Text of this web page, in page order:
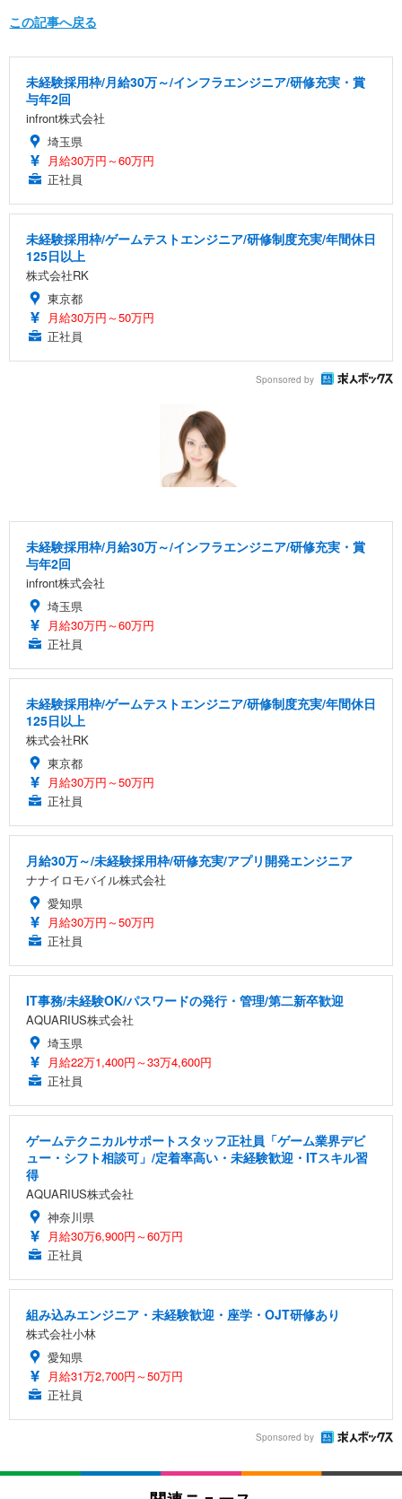
この記事へ戻る
未経験採用枠/月給30万～/インフラエンジニア/研修充実・賞
与年2回
infront株式会社
埼玉県
月給30万円～60万円
正社員
未経験採用枠/ゲームテストエンジニア/研修制度充実/年間休日
125日以上
株式会社RK
東京都
月給30万円～50万円
正社員
Sponsored by
未経験採用枠/月給30万～/インフラエンジニア/研修充実・賞
与年2回
infront株式会社
埼玉県
月給30万円～60万円
正社員
未経験採用枠/ゲームテストエンジニア/研修制度充実/年間休日
125日以上
株式会社RK
東京都
月給30万円～50万円
正社員
月給30万～/未経験採用枠/研修充実/アプリ開発エンジニア
ナナイロモバイル株式会社
愛知県
月給30万円～50万円
正社員
IT事務/未経験OK/パスワードの発行・管理/第二新卒歓迎
AQUARIUS株式会社
埼玉県
月給22万1,400円～33万4,600円
正社員
ゲームテクニカルサポートスタッフ正社員「ゲーム業界デビ
ュー・シフト相談可」/定着率高い・未経験歓迎・ITスキル習
得
AQUARIUS株式会社
神奈川県
月給30万6,900円～60万円
正社員
組み込みエンジニア・未経験歓迎・座学・OJT研修あり
株式会社小林
愛知県
月給31万2,700円～50万円
正社員
Sponsored by